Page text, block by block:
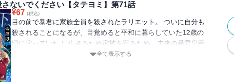
さないでください【タテヨミ】第71話
¥67 (税込)
目の前で暴君に家族全員を殺されたラリエット。 ついに自分も
殺されることになるが、目覚めると平和に暮らしていた12歳の
頃に戻っていた！ 生きるため家族を守るため、未来の暴君皇帝
ルペルトの侍女になることを決意し家を出る。 でもこの時のル
全て表示する